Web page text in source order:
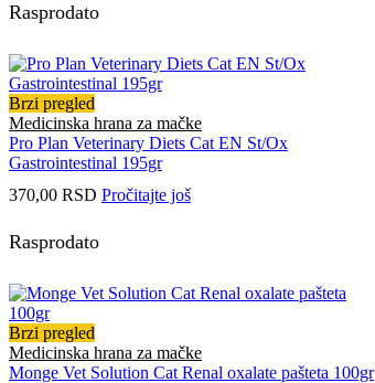
Rasprodato
Brzi pregled
Medicinska hrana za mačke
Pro Plan Veterinary Diets Cat EN St/Ox
Gastrointestinal 195gr
370,00 RSD Pročitajte još
Rasprodato
Brzi pregled
Medicinska hrana za mačke
Monge Vet Solution Cat Renal oxalate pašteta 100gr